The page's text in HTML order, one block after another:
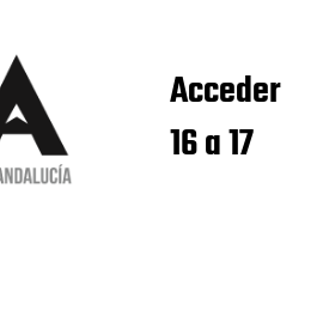
Acceder
16 a 17